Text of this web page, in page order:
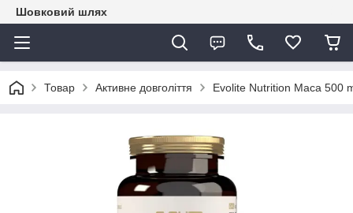
Шовковий шлях
Товар Активне довголіття Evolite Nutrition Maca 500